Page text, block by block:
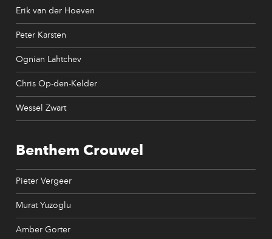
Erik van der Hoeven
Peter Karsten
Ognian Lahtchev
Chris Op-den-Kelder
Wessel Zwart
Benthem Crouwel
Pieter Vergeer
Murat Yuzoglu
Amber Gorter